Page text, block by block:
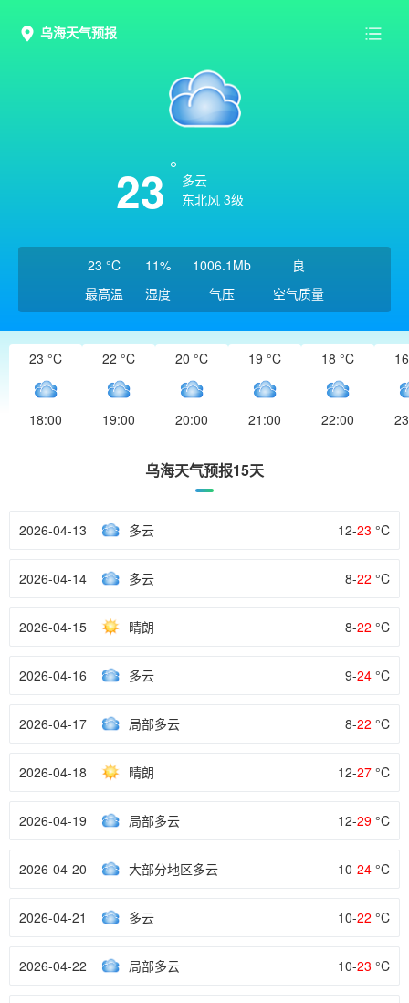
乌海天气预报
23
多云
东北风 3级
23 °C
最高温
11%
湿度
1006.1Mb
气压
良
空气质量
23 °C
18:00
22 °C
19:00
20 °C
20:00
19 °C
21:00
18 °C
22:00
乌海天气预报15天
2026-04-13 多云 12-23 °C
2026-04-14 多云 8-22 °C
2026-04-15 晴朗 8-22 °C
2026-04-16 多云 9-24 °C
2026-04-17 局部多云 8-22 °C
2026-04-18 晴朗 12-27 °C
2026-04-19 局部多云 12-29 °C
2026-04-20 大部分地区多云 10-24 °C
2026-04-21 多云 10-22 °C
2026-04-22 局部多云 10-23 °C